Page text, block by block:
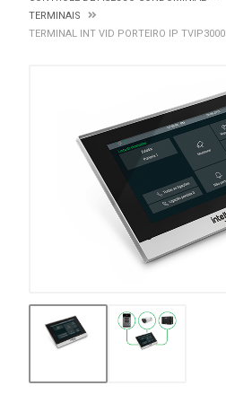
TERMINAIS
TERMINAL INT VID PORTEIRO IP TVIP3000